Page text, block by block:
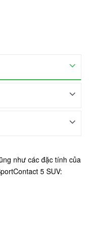
như các đặc tính của
5 SUV: